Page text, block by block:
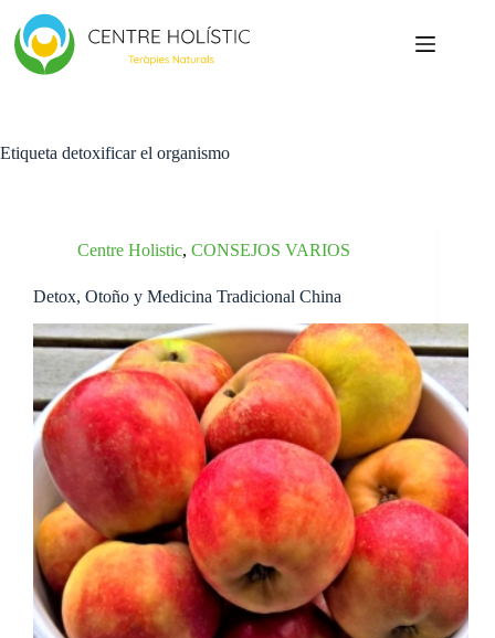
contenido
Etiqueta detoxificar el organismo
Centre Holistic, CONSEJOS VARIOS
Detox, Otoño y Medicina Tradicional China